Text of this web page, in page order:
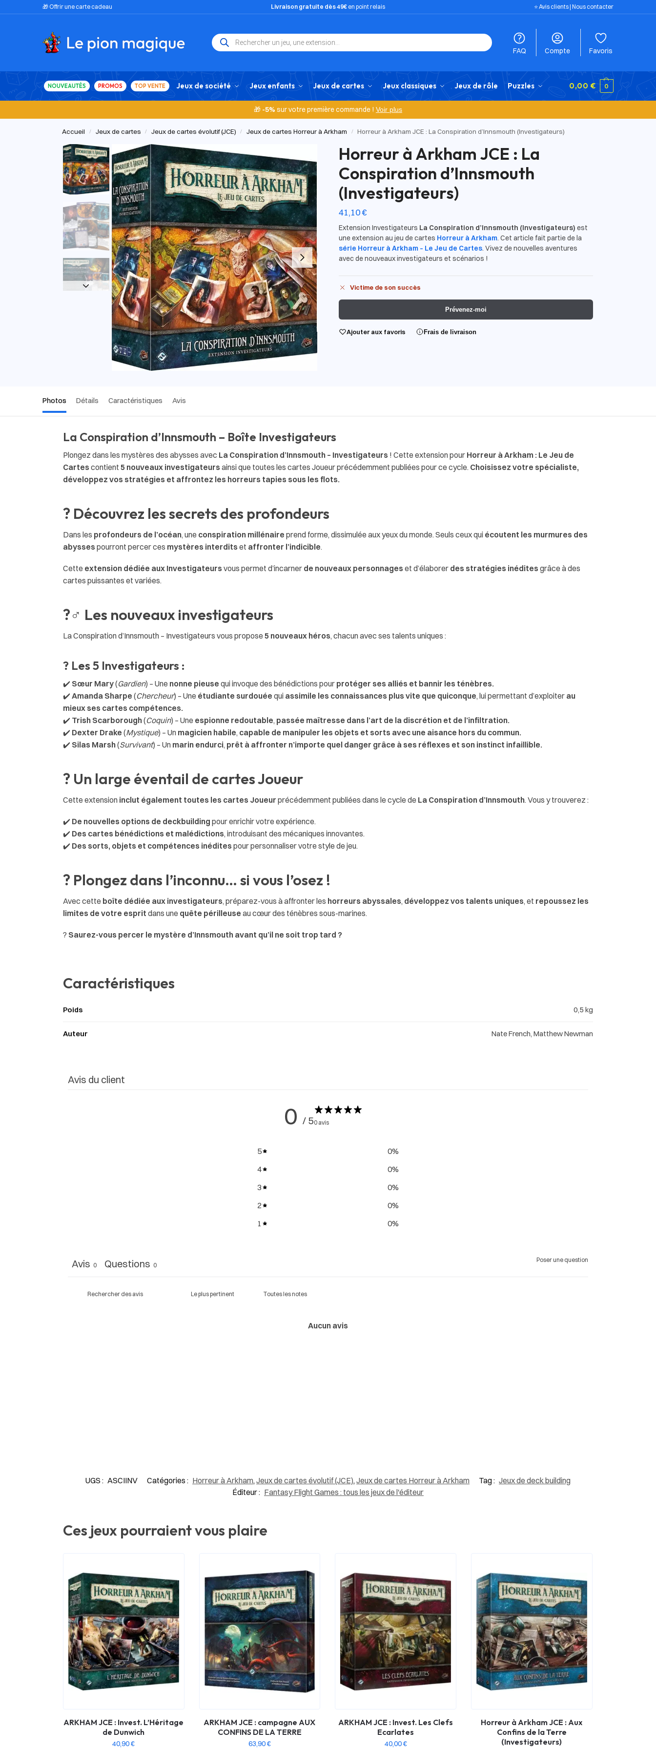
🎁 Offrir une carte cadeau Livraison gratuite dès 49€ en point relais ⭐️ Avis clients| Nous contacter
FAQ Compte Favoris
NOUVEAUTÉS PROMOS TOP VENTE Jeux de société Jeux enfants Jeux de cartes Jeux classiques Jeux de rôle Puzzles 0,00 € 0
🎁 -5% sur votre première commande ! Voir plus
Accueil / Jeux de cartes / Jeux de cartes évolutif (JCE) / Jeux de cartes Horreur à Arkham / Horreur à Arkham JCE : La Conspiration d’Innsmouth (Investigateurs)
Horreur à Arkham JCE : La
Conspiration d’Innsmouth
(Investigateurs)
41,10€
Extension Investigateurs La Conspiration d’Innsmouth (Investigateurs) est
une extension au jeu de cartes Horreur à Arkham. Cet article fait partie de la
série Horreur à Arkham – Le Jeu de Cartes. Vivez de nouvelles aventures
avec de nouveaux investigateurs et scénarios !
Victime de son succès
Prévenez-moi
Ajouter aux favoris Frais de livraison
Photos Détails Caractéristiques Avis
La Conspiration d’Innsmouth – Boîte Investigateurs
Plongez dans les mystères des abysses avec La Conspiration d’Innsmouth – Investigateurs ! Cette extension pour Horreur à Arkham : Le Jeu de
Cartes contient 5 nouveaux investigateurs ainsi que toutes les cartes Joueur précédemment publiées pour ce cycle. Choisissez votre spécialiste,
développez vos stratégies et affrontez les horreurs tapies sous les flots.
? Découvrez les secrets des profondeurs
Dans les profondeurs de l’océan, une conspiration millénaire prend forme, dissimulée aux yeux du monde. Seuls ceux qui écoutent les murmures des
abysses pourront percer ces mystères interdits et affronter l’indicible.
Cette extension dédiée aux Investigateurs vous permet d’incarner de nouveaux personnages et d’élaborer des stratégies inédites grâce à des
cartes puissantes et variées.
?️‍♂️ Les nouveaux investigateurs
La Conspiration d’Innsmouth – Investigateurs vous propose5 nouveaux héros, chacun avec ses talents uniques :
? Les 5 Investigateurs :
✔️ Sœur Mary(Gardien) – Une nonne pieuse qui invoque des bénédictions pour protéger ses alliés et bannir les ténèbres.
✔️ Amanda Sharpe (Chercheur) – Une étudiante surdouée qui assimile les connaissances plus vite que quiconque, lui permettant d’exploiter au
mieux ses cartes compétences.
✔️ Trish Scarborough (Coquin) – Une espionne redoutable, passée maîtresse dans l’art de la discrétion et de l’infiltration.
✔️ Dexter Drake (Mystique) – Un magicien habile, capable de manipuler les objets et sorts avec une aisance hors du commun.
✔️ Silas Marsh (Survivant) – Un marin endurci, prêt à affronter n’importe quel danger grâce à ses réflexes et son instinct infaillible.
? Un large éventail de cartes Joueur
Cette extension inclut également toutes les cartes Joueur précédemment publiées dans le cycle de La Conspiration d’Innsmouth. Vous y trouverez :
✔️ De nouvelles options de deckbuilding pour enrichir votre expérience.
✔️ Des cartes bénédictions et malédictions, introduisant des mécaniques innovantes.
✔️ Des sorts, objets et compétences inédites pour personnaliser votre style de jeu.
? Plongez dans l’inconnu… si vous l’osez !
Avec cette boîte dédiée aux investigateurs, préparez-vous à affronter les horreurs abyssales, développez vos talents uniques, et repoussez les
limites de votre esprit dans une quête périlleuse au cœur des ténèbres sous-marines.
? Saurez-vous percer le mystère d’Innsmouth avant qu’il ne soit trop tard ?
Caractéristiques
Poids 0,5 kg
Auteur Nate French, Matthew Newman
Avis du client
0 / 50 avis
5 0%
4
0%
3
0%
2
0%
1
0%
Poser une question
Avis 0 Questions 0
Aucun avis
UGS : ASCIINV Catégories : Horreur à Arkham,Jeux de cartes évolutif (JCE),Jeux de cartes Horreur à Arkham Tag : Jeux de deck building
Éditeur : Fantasy Flight Games : tous les jeux de l'éditeur
Ces jeux pourraient vous plaire
ARKHAM JCE : Invest. L’Héritage
de Dunwich
40,90€
ARKHAM JCE : campagne AUX
CONFINS DE LA TERRE
63,90€
ARKHAM JCE : Invest. Les Clefs
Ecarlates
40,00€
Horreur à Arkham JCE : Aux
Confins de la Terre
(Investigateurs)